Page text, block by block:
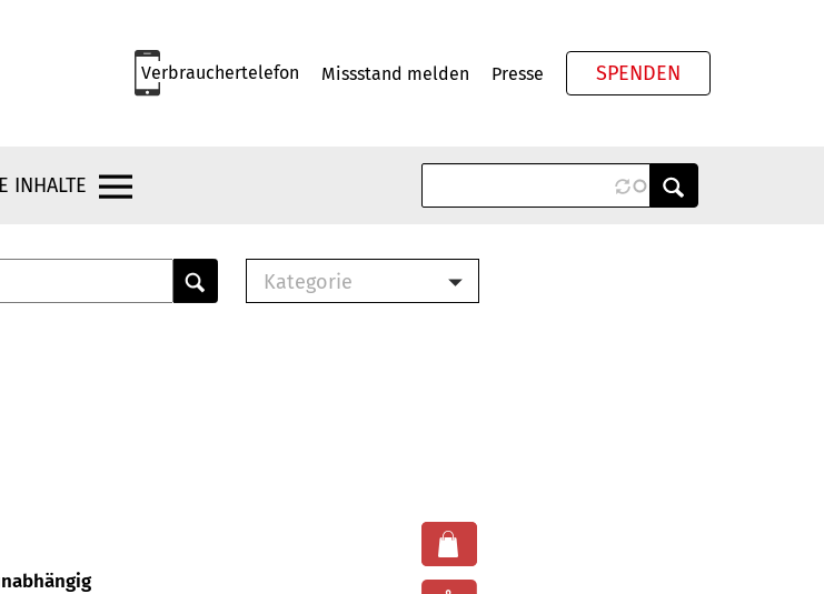
Verbrauchertelefon Missstand melden Presse SPENDEN
INHALTE
Kategorie